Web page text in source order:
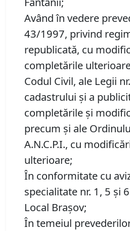
Având în vedere
43/1997, privind
republicată, cu
completările
Codul Civil, ale Legii
cadastrului și a
completările și
precum și ale
A.N.C.P.I., cu
ulterioare;
În conformitate cu
specialitate nr. 1, 5 și
Local Brașov;
În temeiul